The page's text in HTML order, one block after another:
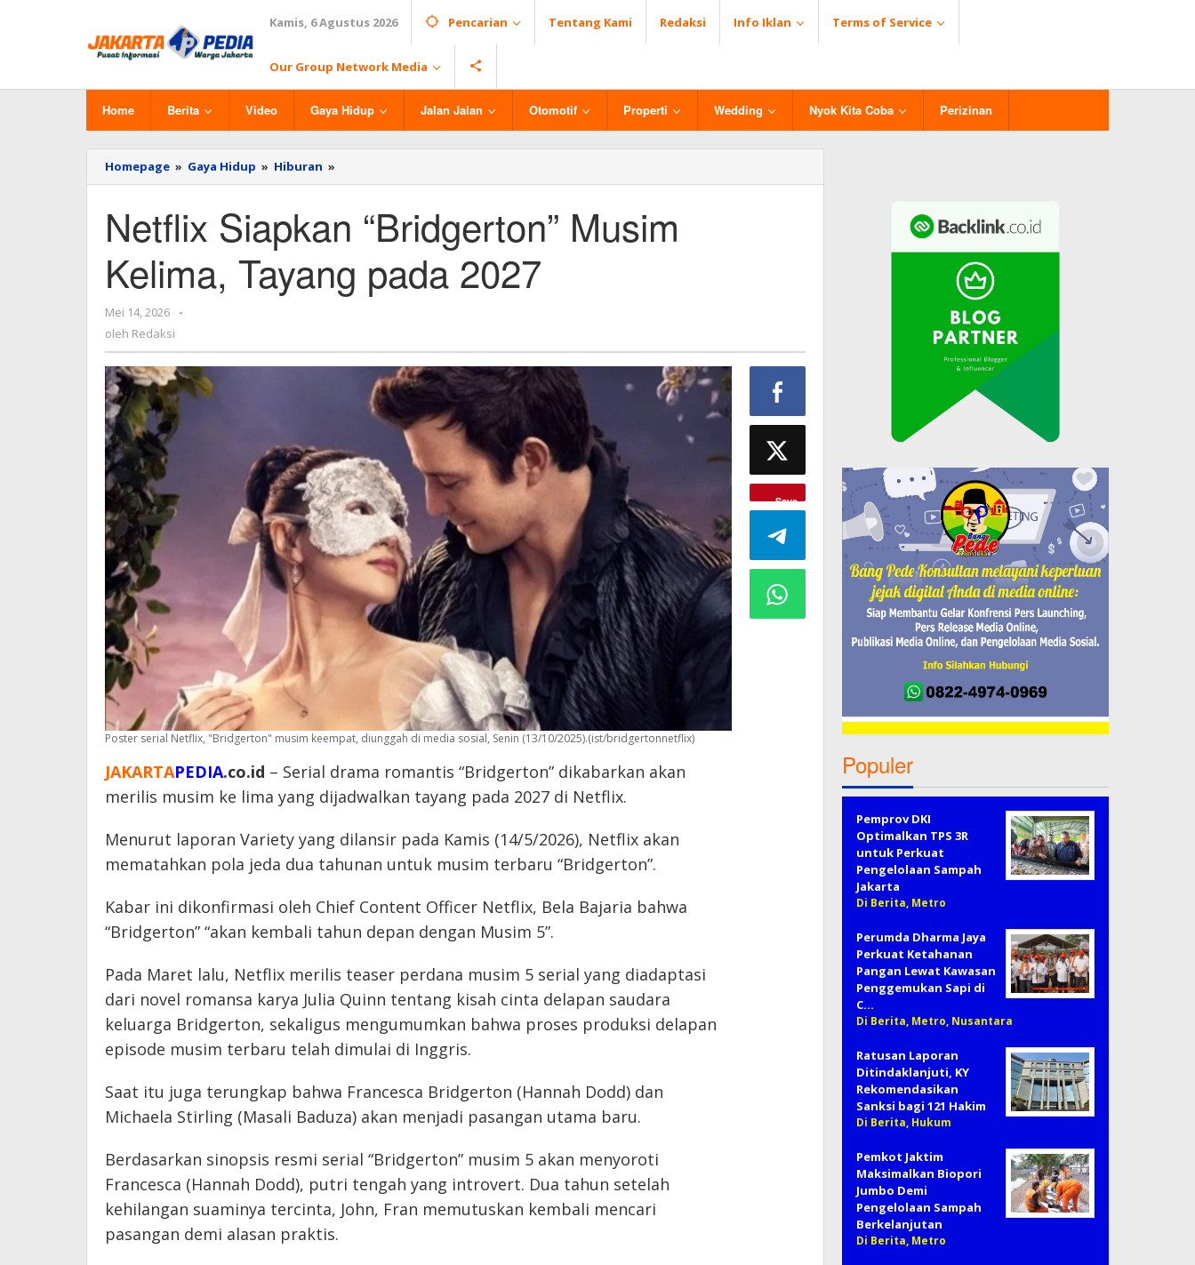
Kamis, 6 Agustus 2026 Pencarian Tentang Kami Redaksi Info Iklan Terms of Service
Our Group Network Media
Home Berita Video Gaya Hidup Jalan Jalan Otomotif Properti Wedding Nyok Kita Coba Perizinan
Homepage » Gaya Hidup » Hiburan »
Siapkan
Musim
pada
2027
Netflix Siapkan “Bridgerton” Musim
Kelima, Tayang pada 2027
Mei 14, 2026
oleh
-
oleh Redaksi
Poster serial Netflix, "Bridgerton" musim keempat, diunggah di media sosial, Senin (13/10/2025).(ist/bridgertonnetflix)
JAKARTAPEDIA.co.id – Serial drama romantis “Bridgerton” dikabarkan akan
merilis musim ke lima yang dijadwalkan tayang pada 2027 di Netflix.
Menurut laporan Variety yang dilansir pada Kamis (14/5/2026), Netflix akan
mematahkan pola jeda dua tahunan untuk musim terbaru “Bridgerton”.
Kabar ini dikonfirmasi oleh Chief Content Officer Netflix, Bela Bajaria bahwa
“Bridgerton” “akan kembali tahun depan dengan Musim 5”.
Pada Maret lalu, Netflix merilis teaser perdana musim 5 serial yang diadaptasi
dari novel romansa karya Julia Quinn tentang kisah cinta delapan saudara
keluarga Bridgerton, sekaligus mengumumkan bahwa proses produksi delapan
episode musim terbaru telah dimulai di Inggris.
Saat itu juga terungkap bahwa Francesca Bridgerton (Hannah Dodd) dan
Michaela Stirling (Masali Baduza) akan menjadi pasangan utama baru.
Berdasarkan sinopsis resmi serial “Bridgerton” musim 5 akan menyoroti
Francesca (Hannah Dodd), putri tengah yang introvert. Dua tahun setelah
kehilangan suaminya tercinta, John, Fran memutuskan kembali mencari
pasangan demi alasan praktis.
Save
Populer
Pemprov DKI
Optimalkan TPS 3R
untuk Perkuat
Pengelolaan Sampah
Jakarta
Di Berita, Metro
Perumda Dharma Jaya
Perkuat Ketahanan
Pangan Lewat Kawasan
Penggemukan Sapi di
C…
Di Berita, Metro, Nusantara
Ratusan Laporan
Ditindaklanjuti, KY
Rekomendasikan
Sanksi bagi 121 Hakim
Di Berita, Hukum
Pemkot Jaktim
Maksimalkan Biopori
Jumbo Demi
Pengelolaan Sampah
Berkelanjutan
Di Berita, Metro